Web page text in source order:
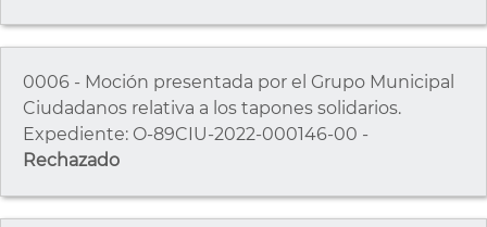
0006 - Moción presentada por el Grupo Municipal
Ciudadanos relativa a los tapones solidarios.
Expediente: O-89CIU-2022-000146-00 -
Rechazado